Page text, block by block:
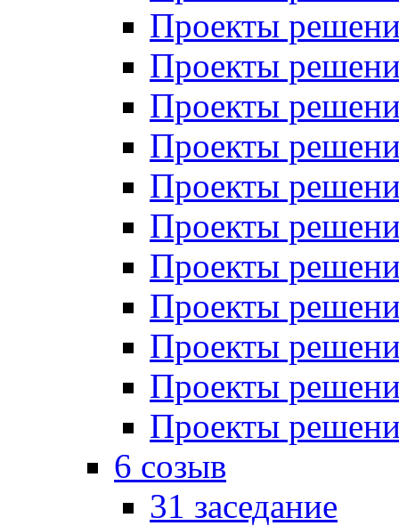
Проекты
Проекты
Проекты
Проекты
Проекты
Проекты
Проекты
Проекты
Проекты
Проекты
Проекты
6 созыв
31 заседание